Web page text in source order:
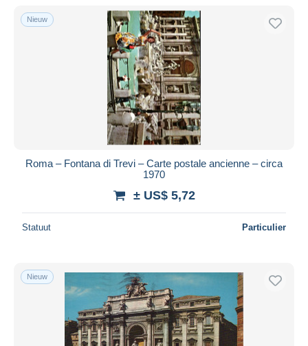
Nieuw
Roma – Fontana di Trevi – Carte postale ancienne – circa
1970
± US$ 5,72
Statuut Particulier
Nieuw